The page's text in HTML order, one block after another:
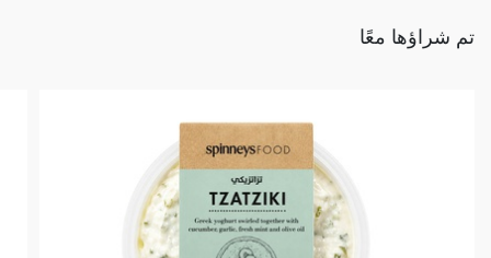
تم شراؤها معًا